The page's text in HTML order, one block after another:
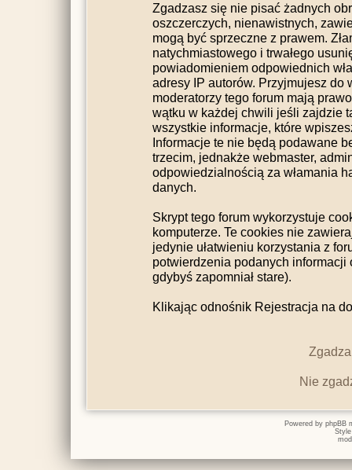
Zgadzasz się nie pisać żadnych
oszczerczych, nienawistnych,
mogą być sprzeczne z prawem.
natychmiastowego i trwałego
powiadomieniem odpowiednich
adresy IP autorów. Przyjmujesz do
moderatorzy tego forum mają
wątku w każdej chwili jeśli zajdzie
wszystkie informacje, które
Informacje te nie będą podawane
trzecim, jednakże webmaster,
odpowiedzialnością za włamania
danych.
Skrypt tego forum wykorzystuje
komputerze. Te cookies nie
jedynie ułatwieniu korzystania z
potwierdzenia podanych informacji
gdybyś zapomniał stare).
Klikając odnośnik Rejestracja na
Nie
Powered by phpBB